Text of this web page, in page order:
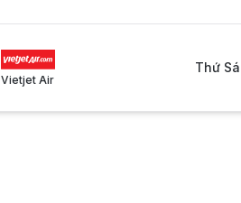
Vietjet Air
Thứ